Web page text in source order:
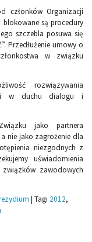
członków Organizacji
są procedury
szczebla posuwa się
Przedłużenie umowy o
w związku
rozwiązywania
w duchu dialogu i
jako partnera
nie jako zagrożenie dla
niezgodnych z
uświadomienia
zawodowych
| Tagi 2012,